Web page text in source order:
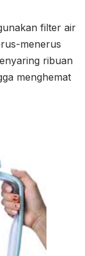
filter air
menerus
ribuan
menghemat